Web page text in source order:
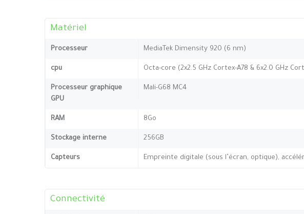
Matériel
Processeur MediaTek Dimensity 920 (6 nm)
cpu Octa-core (2x2.5 GHz Cortex-A78 & 6x2.0 GHz
Processeur graphique
GPU
Mali-G68 MC4
RAM 8Go
Stockage interne 256GB
Capteurs Empreinte digitale (sous l’écran, optique),
Connectivité